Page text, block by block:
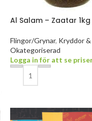
Al Salam – Zaatar 1kg
Flingor/Grynar, Kryddor
Okategoriserad
Logga in för att se